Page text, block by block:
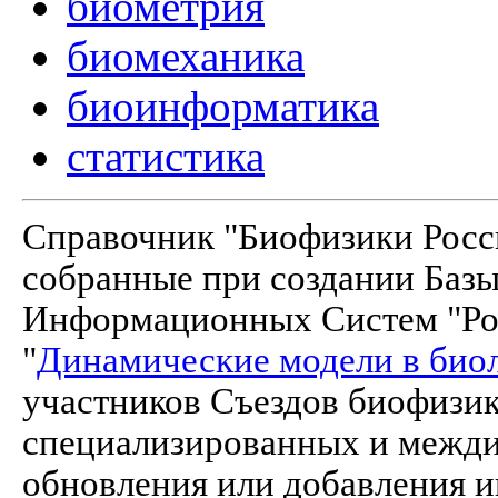
биомеханика
биоинформатика
статистика
Справочник "Биофизики
собранные при создании
Информационных Систем
"Динамические модели в
участников Съездов
специализированных и
обновления или добавления